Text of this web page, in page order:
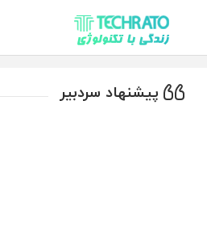
تکراتو – زندگی با تکنولوژی
پیشنهاد سردبیر